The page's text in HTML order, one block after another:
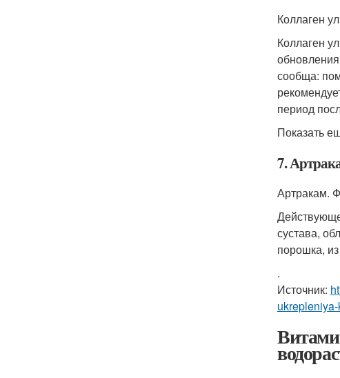
Коллаген
Коллаген
сообща:
период
Показать
7.
Артракам.
сустава,
порошка,
.
Источник: